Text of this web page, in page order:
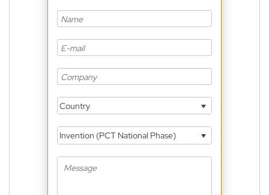
Country
Invention (PCT National Phase)